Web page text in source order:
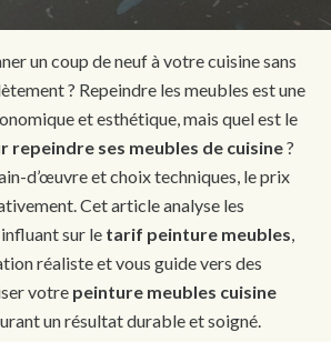
un coup de neuf à votre cuisine sans
? Repeindre les meubles est une
et esthétique, mais quel est le
repeindre ses meubles de cuisine?
d’œuvre et choix techniques, le prix
Cet article analyse les
sur le tarif peinture meubles
réaliste et vous guide vers des
votre peinture meubles cuisine
un résultat durable et soigné.